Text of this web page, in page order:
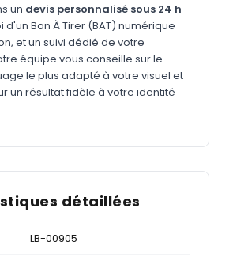
un devis personnalisé sous 24 h
d'un Bon À Tirer (BAT) numérique
et un suivi dédié de votre
équipe vous conseille sur le
le plus adapté à votre visuel et
un résultat fidèle à votre identité
détaillées
LB-00905